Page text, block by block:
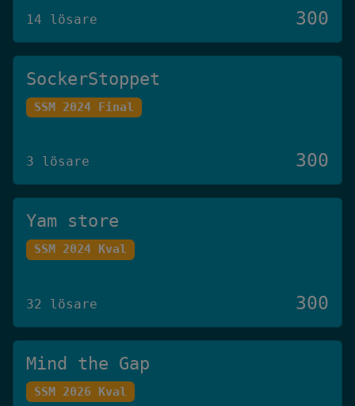
14 lösare 300
SockerStoppet
SSM 2024 Final
3 lösare 300
Yam store
SSM 2024 Kval
32 lösare 300
Mind the Gap
SSM 2026 Kval